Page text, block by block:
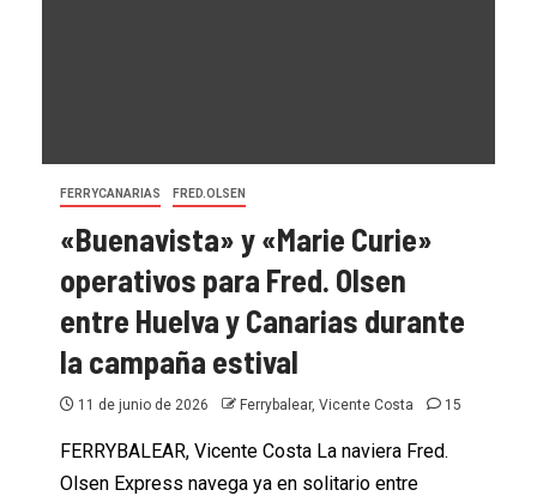
FERRYCANARIAS FRED.OLSEN
«Buenavista» y «Marie Curie»
operativos para Fred. Olsen
entre Huelva y Canarias durante
la campaña estival
11 de junio de 2026 Ferrybalear, Vicente Costa 15
FERRYBALEAR, Vicente Costa La naviera Fred.
Olsen Express navega ya en solitario entre